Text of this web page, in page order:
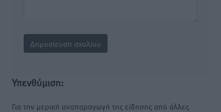
Υπενθύμιση:
Για την μερική αναπαραγωγή της είδησης από άλλες